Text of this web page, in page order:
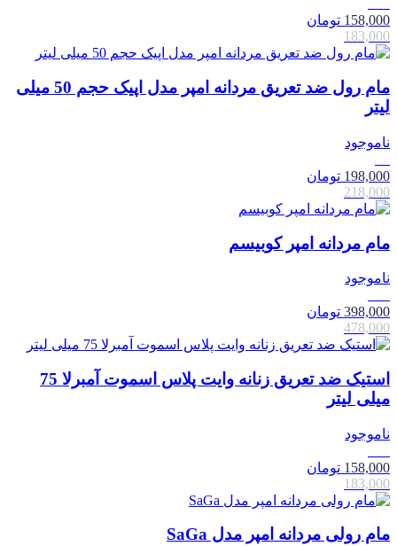
158,000 تومان
183,000
مام رول ضد تعریق مردانه امپر مدل اپیک حجم 50 میلی
لیتر
ناموجود
198,000 تومان
218,000
مام مردانه امپر کوبیسم
ناموجود
398,000 تومان
478,000
استیک ضد تعریق زنانه وایت پلاس اسموت آمبرلا 75
میلی لیتر
ناموجود
158,000 تومان
183,000
مام رولی مردانه امپر مدل SaGa